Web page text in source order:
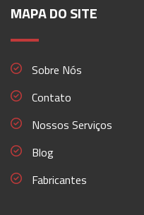
MAPA DO SITE
Sobre Nós
Contato
Nossos Serviços
Blog
Fabricantes